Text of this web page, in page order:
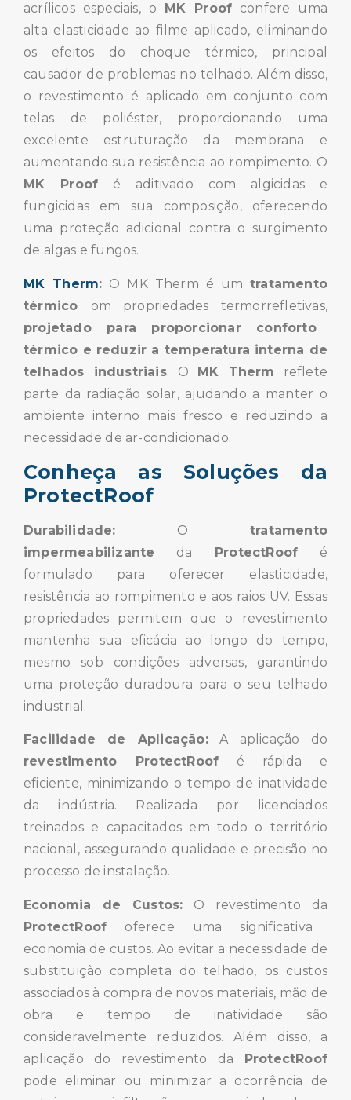
acrílicos especiais, o
MK Proof confere uma
alta elasticidade ao filme aplicado, eliminando
os efeitos do choque térmico, principal
causador de problemas no telhado. Além disso,
o revestimento é aplicado em conjunto com
telas de poliéster, proporcionando uma
excelente estruturação da membrana e
aumentando sua resistência ao rompimento. O
MK Proof é aditivado com algicidas e
fungicidas em sua composição, oferecendo
uma proteção adicional contra o surgimento
de algas e fungos.
MK Therm: O MK Therm é um tratamento
térmico om propriedades termorrefletivas,
projetado para proporcionar conforto
térmico e reduzir a temperatura interna de
telhados industriais. O MK Therm reflete
parte da radiação solar, ajudando a manter o
ambiente interno mais fresco e reduzindo a
necessidade de ar-condicionado.
Conheça as Soluções da
ProtectRoof
Durabilidade: O tratamento
impermeabilizante da ProtectRoof é
formulado para oferecer elasticidade,
resistência ao rompimento e aos raios UV. Essas
propriedades permitem que o revestimento
mantenha sua eficácia ao longo do tempo,
mesmo sob condições adversas, garantindo
uma proteção duradoura para o seu telhado
industrial.
Facilidade de Aplicação:A aplicação do
revestimento ProtectRoof é rápida e
eficiente, minimizando o tempo de inatividade
da indústria. Realizada por licenciados
treinados e capacitados em todo o território
nacional, assegurando qualidade e precisão no
processo de instalação.
Economia de Custos: O revestimento da
ProtectRoof oferece uma significativa
economia de custos. Ao evitar a necessidade de
substituição completa do telhado, os custos
associados à compra de novos materiais, mão de
obra e tempo de inatividade são
consideravelmente reduzidos. Além disso, a
aplicação do revestimento da ProtectRoof
pode eliminar ou minimizar a ocorrência de